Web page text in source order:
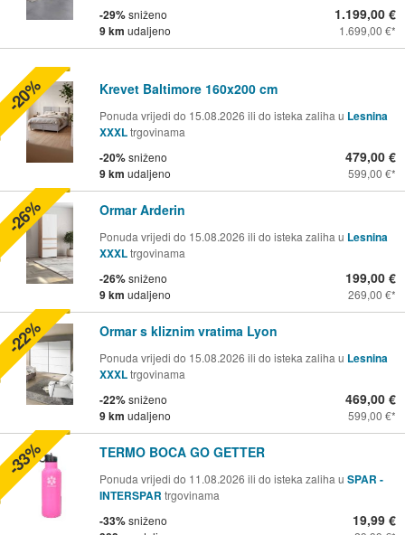
-29%sniženo
9 km udaljeno
1.199,00 €
1.699,00 €
Krevet Baltimore 160x200 cm
Ponuda vrijedi do 15.08.2026 ili do isteka zaliha u Lesnina
XXXLtrgovinama
-20%sniženo
9 km udaljeno
479,00 €
599,00 €
-20%
Ormar Arderin
Ponuda vrijedi do 15.08.2026 ili do isteka zaliha u Lesnina
XXXLtrgovinama
-26%sniženo
9 km udaljeno
199,00 €
269,00 €
-26%
Ormar s kliznim vratima Lyon
Ponuda vrijedi do 15.08.2026 ili do isteka zaliha u Lesnina
XXXLtrgovinama
-22%sniženo
9 km udaljeno
469,00 €
599,00 €
-22%
TERMO BOCA GO GETTER
Ponuda vrijedi do 11.08.2026 ili do isteka zaliha u SPAR -
INTERSPAR trgovinama
-33%sniženo 19,99 €
-33%